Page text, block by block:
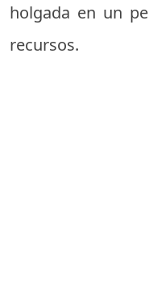
holgada en un
recursos.